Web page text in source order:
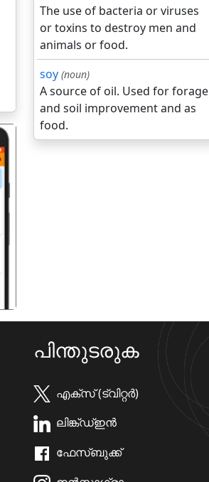
The use of bacteria or viruses
or toxins to destroy men and
animals or food.
soy (noun)
A source of oil. Used for forage
and soil improvement and as
food.
പിന്തുടരുക
എക്സ് (ട്വിറ്റർ)
ലിങ്ക്ഡ്ഇൻ
ഫേസ്ബുക്ക്